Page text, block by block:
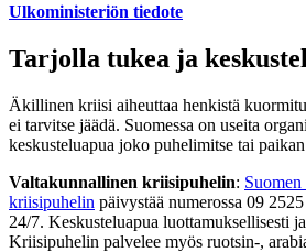
Ulkoministeriön tiedote
Tarjolla tukea ja
Äkillinen kriisi aiheuttaa henkistä
ei tarvitse jäädä. Suomessa on useita
keskusteluapua joko puhelimitse tai
Valtakunnallinen kriisipuhelin:
kriisipuhelin päivystää numerossa 09
24/7. Keskusteluapua luottamuksellisesti
Kriisipuhelin palvelee myös ruotsin-,